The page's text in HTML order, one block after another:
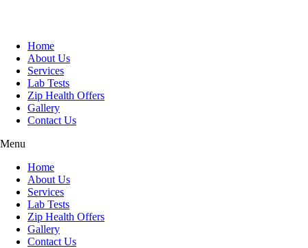
Home
About Us
Services
Lab Tests
Zip Health Offers
Gallery
Contact Us
Menu
Home
About Us
Services
Lab Tests
Zip Health Offers
Gallery
Contact Us